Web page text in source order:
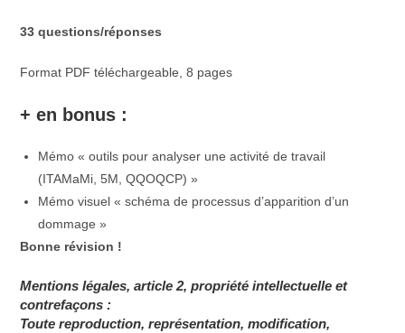
33 questions/réponses
Format PDF téléchargeable, 8 pages
+ en bonus :
Mémo « outils pour analyser une activité de travail
(ITAMaMi, 5M, QQOQCP) »
Mémo visuel « schéma de processus d’apparition d’un
dommage »
Bonne révision !
Mentions légales, article 2, propriété intellectuelle et
contrefaçons :
Toute reproduction, représentation, modification,